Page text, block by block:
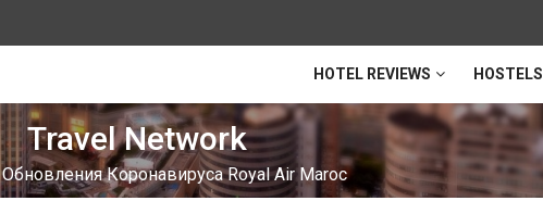
HOTEL REVIEWS HOSTELS
Travel Network
Обновления Коронавируса Royal Air Maroc